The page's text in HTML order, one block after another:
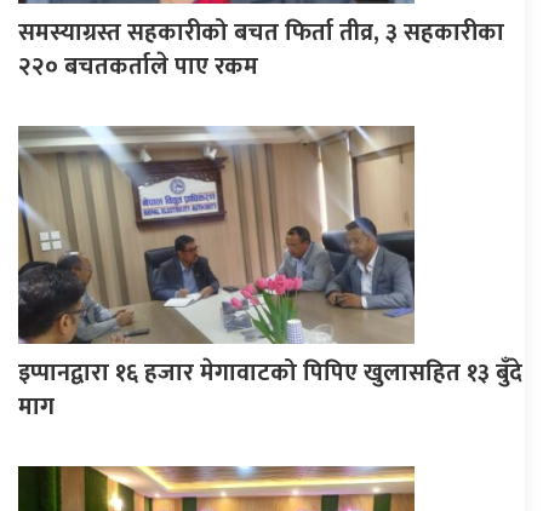
समस्याग्रस्त सहकारीको बचत फिर्ता तीव्र, ३ सहकारीका
२२० बचतकर्ताले पाए रकम
इप्पानद्वारा १६ हजार मेगावाटको पिपिए खुलासहित १३ बुँदे
माग